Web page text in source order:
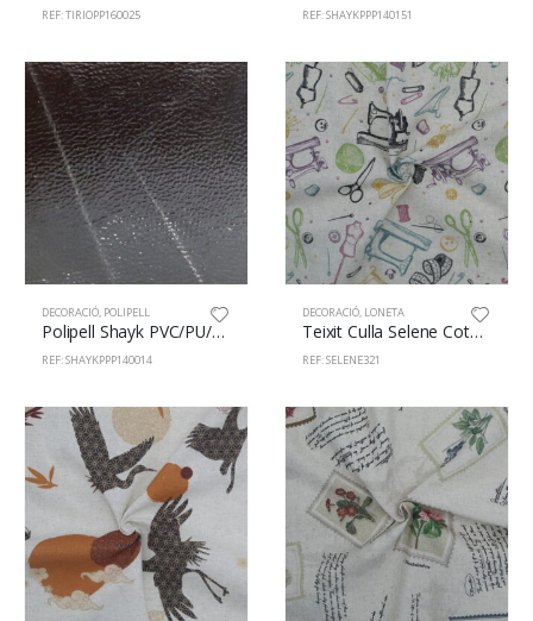
REF: TIRIOPP160025 REF: SHAYKPPP140151
DECORACIÓ, POLIPELL
Polipell Shayk PVC/PU/PE 83/2/15% 140cm Negre
REF: SHAYKPPP140014
DECORACIÓ, LONETA
Teixit Culla Selene Cotó/Lli 89/11% 140cm 321
REF: SELENE321